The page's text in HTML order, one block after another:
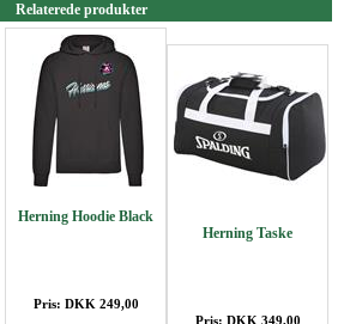
Relaterede produkter
Herning Hoodie Black
Pris: DKK 249,00
Herning Taske
Pris: DKK 349,00